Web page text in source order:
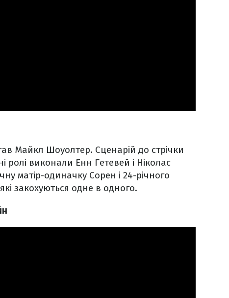
Майкл Шоуолтер. Сценарій до стрічки
ролі виконали Енн Гетевей і Ніколас
матір-одиначку Сорен і 24-річного
закохуються одне в одного.